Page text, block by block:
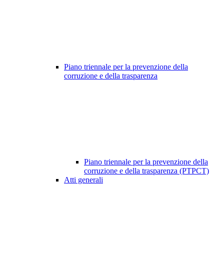
Piano triennale per la prevenzione della
corruzione e della trasparenza
Piano triennale per la prevenzione della
corruzione e della trasparenza (PTPCT)
Atti generali